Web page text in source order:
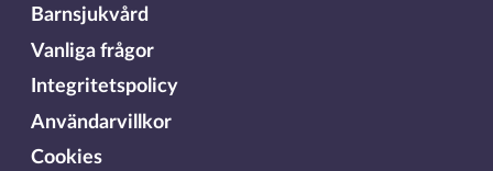
Barnsjukvård
Vanliga frågor
Integritetspolicy
Användarvillkor
Cookies